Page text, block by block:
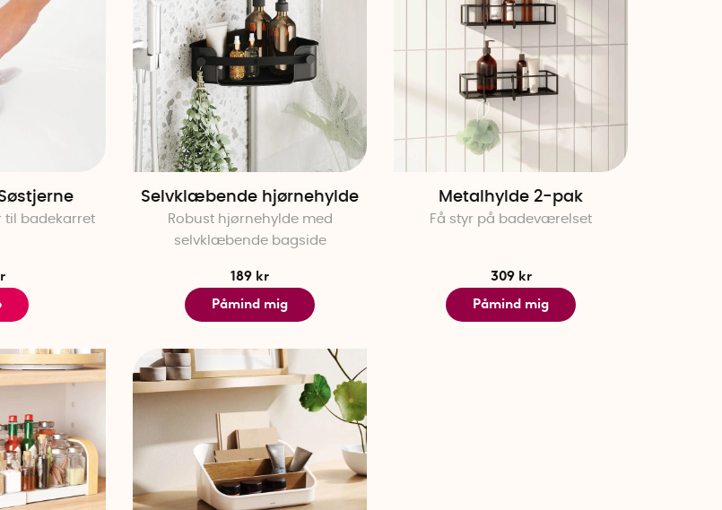
til badekarret
Selvklæbende hjørnehylde
Robust hjørnehylde med
selvklæbende bagside
189 kr
Påmind mig
Metalhylde 2-pak
Få styr på badeværelset
309 kr
Påmind mig